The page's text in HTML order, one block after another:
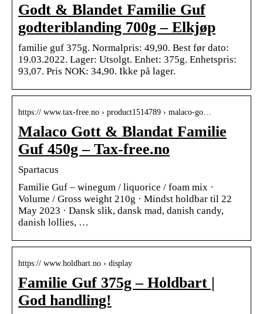
Godt & Blandet Familie Guf
godteriblanding 700g – Elkjøp
familie guf 375g. Normalpris: 49,90. Best før dato:
19.03.2022. Lager: Utsolgt. Enhet: 375g. Enhetspris:
93,07. Pris NOK: 34,90. Ikke på lager.
https:// www.tax-free.no › product1514789 › malaco-go…
Malaco Gott & Blandat Familie
Guf 450g – Tax-free.no
Spartacus
Familie Guf – winegum / liquorice / foam mix ·
Volume / Gross weight 210g · Mindst holdbar til 22
May 2023 · Dansk slik, dansk mad, danish candy,
danish lollies, …
https:// www.holdbart.no › display
Familie Guf 375g – Holdbart |
God handling!